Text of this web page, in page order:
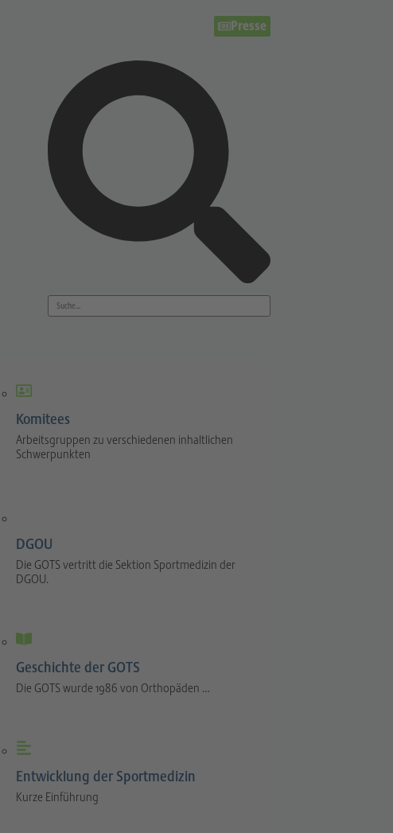
Presse
Komitees
Arbeitsgruppen zu verschiedenen inhaltlichen
Schwerpunkten
DGOU
Die GOTS vertritt die Sektion Sportmedizin der
DGOU.
Geschichte der GOTS
Die GOTS wurde 1986 von Orthopäden …
Entwicklung der Sportmedizin
Kurze Einführung